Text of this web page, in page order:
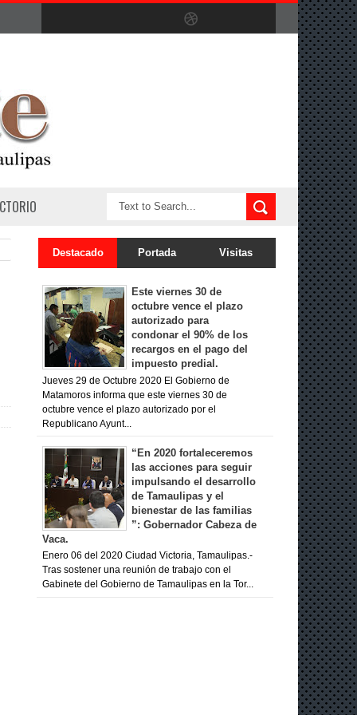
Destacado Portada Visitas
Este viernes 30 de
octubre vence el plazo
autorizado para
condonar el 90% de los
recargos en el pago del
impuesto predial.
Jueves 29 de Octubre 2020 El Gobierno de
Matamoros informa que este viernes 30 de
octubre vence el plazo autorizado por el
Republicano Ayunt...
“En 2020 fortaleceremos
las acciones para seguir
impulsando el desarrollo
de Tamaulipas y el
bienestar de las familias
”: Gobernador Cabeza de
Vaca.
Enero 06 del 2020 Ciudad Victoria, Tamaulipas.-
Tras sostener una reunión de trabajo con el
Gabinete del Gobierno de Tamaulipas en la Tor...